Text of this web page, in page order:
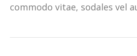
commodo vitae, sodales vel